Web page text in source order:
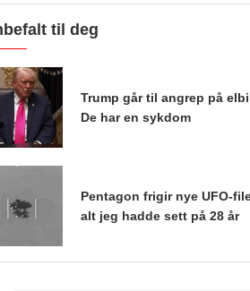
til deg
Trump går til angrep på
De har en sykdom
Pentagon frigir nye UFO-
alt jeg hadde sett på 28 år